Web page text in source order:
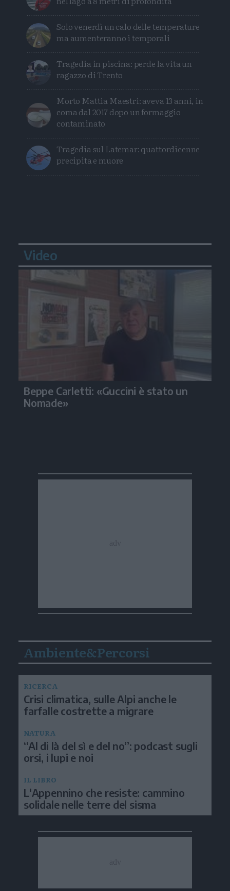
Solo venerdì un calo delle temperature
ma aumenteranno i temporali
Tragedia in piscina: perde la vita un
ragazzo di Trento
Morto Mattia Maestri: aveva 13 anni, in
coma dal 2017 dopo un formaggio
contaminato
Tragedia sul Latemar: quattordicenne
precipita e muore
Video
Beppe Carletti: «Guccini è stato un
Nomade»
Ambiente&Percorsi
RICERCA
Crisi climatica, sulle Alpi anche le
farfalle costrette a migrare
NATURA
“Al di là del sì e del no”: podcast sugli
orsi, i lupi e noi
IL LIBRO
L'Appennino che resiste: cammino
solidale nelle terre del sisma